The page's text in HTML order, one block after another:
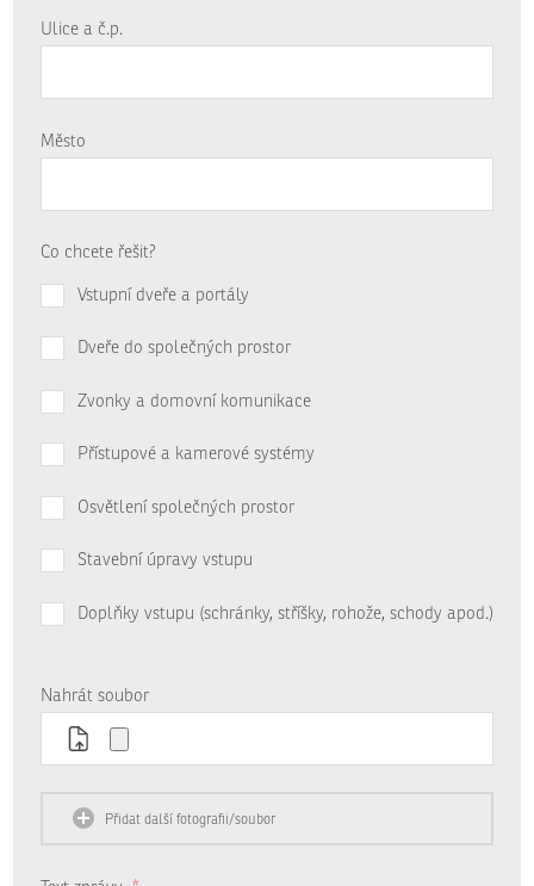
Ulice a č.p.
Město
Co chcete řešit?
Vstupní dveře a portály
Dveře do společných prostor
Zvonky a domovní komunikace
Přístupové a kamerové systémy
Osvětlení společných prostor
Stavební úpravy vstupu
Doplňky vstupu (schránky, stříšky, rohože, schody apod.)
Nahrát soubor
Přidat další fotografii/soubor